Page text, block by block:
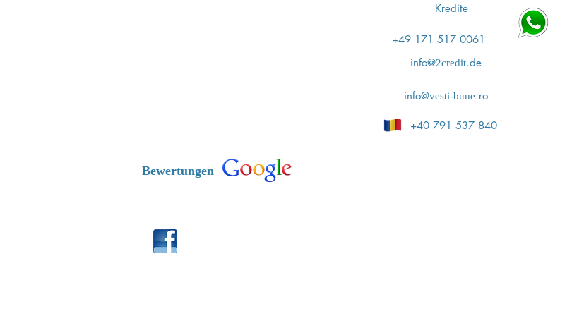
Kredite
+49 171 517 0061
info@2credit.de
info@vesti-bune.ro
+40 791 537 840
Bewertungen